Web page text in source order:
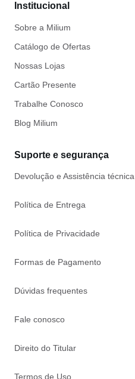
Institucional
Sobre a Milium
Catálogo de Ofertas
Nossas Lojas
Cartão Presente
Trabalhe Conosco
Blog Milium
Suporte e segurança
Devolução e Assistência técnica
Política de Entrega
Política de Privacidade
Formas de Pagamento
Dúvidas frequentes
Fale conosco
Direito do Titular
Termos de Uso